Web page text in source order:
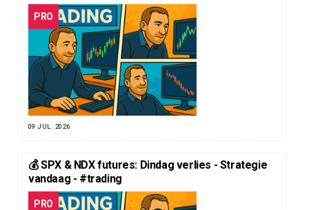
PRO
09 JUL. 2026
💰 SPX & NDX futures: Dindag verlies - Strategie
vandaag - #trading
PRO